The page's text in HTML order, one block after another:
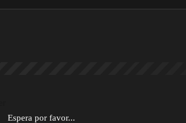
Espera por favor...